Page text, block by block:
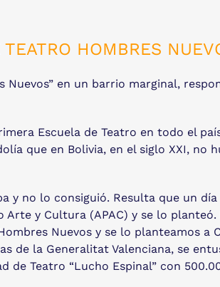
HOMBRES
en un barrio marginal,
Escuela de Teatro en todo el
que en Bolivia, en el siglo XXI, no
y no lo consiguió. Resulta que un
y Cultura (APAC) y se lo
Nuevos y se lo planteamos a
de la Generalitat Valenciana, se
Teatro “Lucho Espinal” con